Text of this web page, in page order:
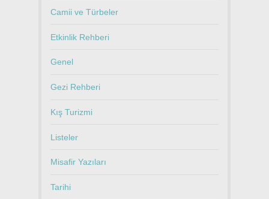
Camii ve Türbeler
Etkinlik Rehberi
Genel
Gezi Rehberi
Kış Turizmi
Listeler
Misafir Yazıları
Tarihi